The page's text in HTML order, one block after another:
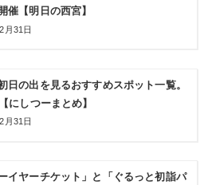
催【明日の西宮】
月31日
日の出を見るおすすめスポット一覧。
にしつーまとめ】
月31日
ーイヤーチケット」と「ぐるっと初詣パ